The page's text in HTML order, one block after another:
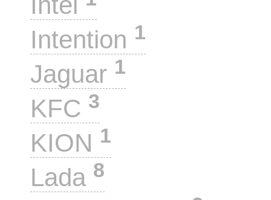
Intention 1
Jaguar 1
KFC 3
KION 1
Lada 8